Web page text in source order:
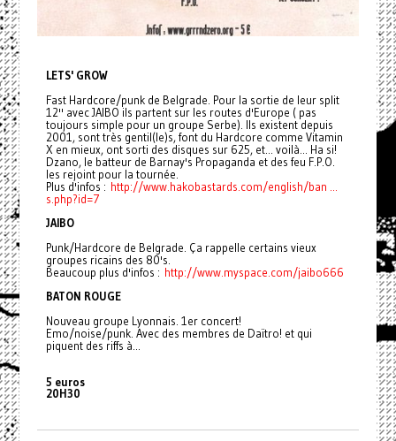
LETS' GROW
Fast Hardcore/punk de Belgrade. Pour la sortie de leur split
12'' avec JAIBO ils partent sur les routes d'Europe ( pas
toujours simple pour un groupe Serbe). Ils existent depuis
2001, sont très gentil(le)s, font du Hardcore comme Vitamin
X en mieux, ont sorti des disques sur 625, et... voilà... Ha si!
Dzano, le batteur de Barnay's Propaganda et des feu F.P.O.
les rejoint pour la tournée.
Plus d'infos : http://www.hakobastards.com/english/ban ...
s.php?id=7
JAIBO
Punk/Hardcore de Belgrade. Ça rappelle certains vieux
groupes ricains des 80's.
Beaucoup plus d'infos : http://www.myspace.com/jaibo666
BATON ROUGE
Nouveau groupe Lyonnais. 1er concert!
Emo/noise/punk. Avec des membres de Daïtro! et qui
piquent des riffs à...
5 euros
20H30